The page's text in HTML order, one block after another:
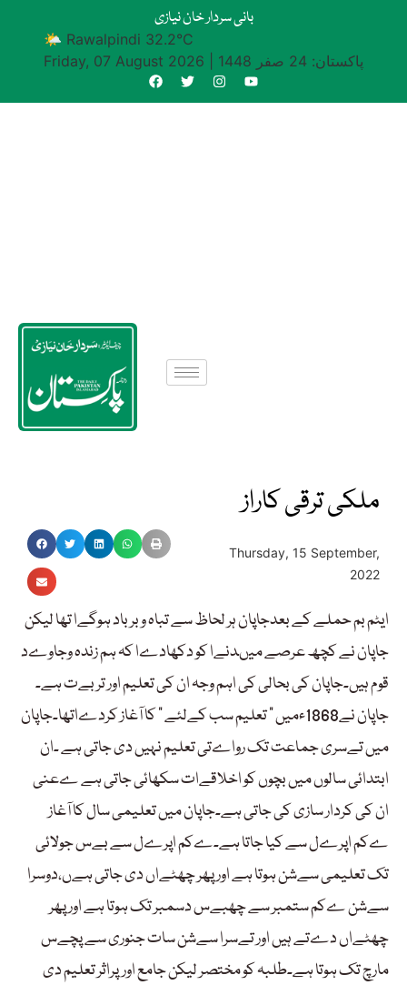
بانی سردار خان نیازی
🌤 Rawalpindi 32.2°C
Friday, 07 August 2026
پاکستان: 24 صفر 1448
ملکی ترقی کاراز
Thursday, 15 September,
2022
ایٹم بم حملے کے بعدجاپان ہر لحاظ سے تباہ و برباد ہوگےا تھا لیکن
جاپان نے کچھ عرصے میںدنےا کو دکھادےا کہ ہم زندہ وجاوےد
قوم ہیں۔جاپان کی بحالی کی اہم وجہ ان کی تعلیم اور تربےت ہے۔
جاپان نے1868ءمیں ” تعلیم سب کےلئے ” کا آغاز کردےاتھا۔جاپان
میں تےسری جماعت تک رواےتی تعلیم نہیں دی جاتی ہے ۔ان
ابتدائی سالوں میں بچوں کو اخلاقےات سکھائی جاتی ہے ےعنی
ان کی کردار سازی کی جاتی ہے۔جاپان میں تعلیمی سال کا آغاز
ےکم اپرےل سے کیا جاتا ہے۔ےکم اپرےل سے بےس جولائی
تک تعلیمی سےشن ہوتا ہے اور پھر چھٹےاں دی جاتی ہےں،دوسرا
سےشن ےکم ستمبر سے چھبےس دسمبر تک ہوتا ہے اور پھر
چھٹےاں دےتے ہیں اور تےسرا سےشن سات جنوری سے پچےس
مارچ تک ہوتا ہے۔طلبہ کو مختصر لیکن جامع اورپراثر تعلیم دی